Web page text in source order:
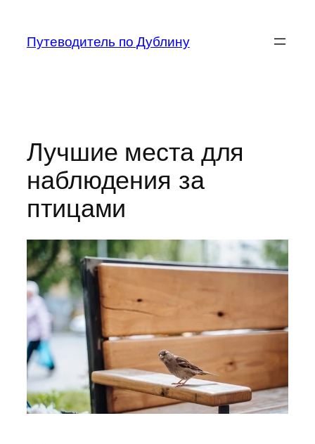
содержимому
Путеводитель по Дублину
Лучшие места для
наблюдения за
птицами